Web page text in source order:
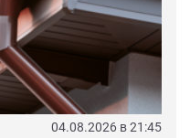
04.08.2026 в 21:45